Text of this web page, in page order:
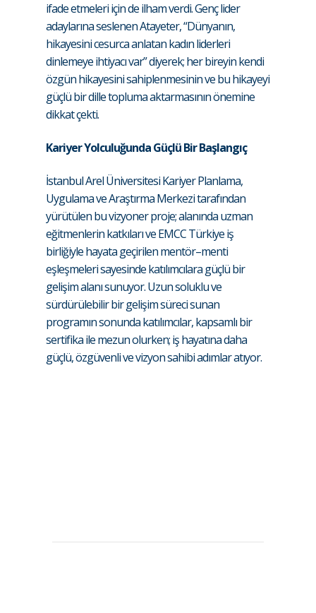
ifade etmeleri için de ilham verdi. Genç lider
adaylarına seslenen Atayeter, “Dünyanın,
hikayesini cesurca anlatan kadın liderleri
dinlemeye ihtiyacı var” diyerek; her bireyin kendi
özgün hikayesini sahiplenmesinin ve bu hikayeyi
güçlü bir dille topluma aktarmasının önemine
dikkat çekti.
Kariyer Yolculuğunda Güçlü Bir Başlangıç
İstanbul Arel Üniversitesi Kariyer Planlama,
Uygulama ve Araştırma Merkezi tarafından
yürütülen bu vizyoner proje; alanında uzman
eğitmenlerin katkıları ve EMCC Türkiye iş
birliğiyle hayata geçirilen mentör–menti
eşleşmeleri sayesinde katılımcılara güçlü bir
gelişim alanı sunuyor. Uzun soluklu ve
sürdürülebilir bir gelişim süreci sunan
programın sonunda katılımcılar, kapsamlı bir
sertifika ile mezun olurken; iş hayatına daha
güçlü, özgüvenli ve vizyon sahibi adımlar atıyor.